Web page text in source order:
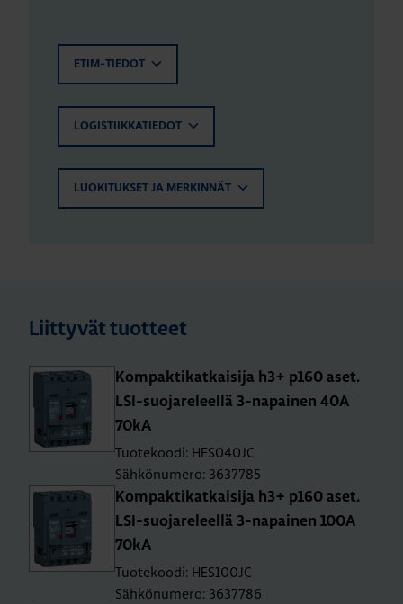
ETIM-TIEDOT
LOGISTIIKKATIEDOT
LUOKITUKSET JA MERKINNÄT
Liittyvät tuotteet
Kom­pak­ti­kat­kai­si­ja h3+ p160 aset.
LSI-suo­ja­re­leel­lä 3-na­pai­nen 40A
70kA
Tuotekoodi: HES040JC
Sähkönumero: 3637785
Kom­pak­ti­kat­kai­si­ja h3+ p160 aset.
LSI-suo­ja­re­leel­lä 3-na­pai­nen 100A
70kA
Tuotekoodi: HES100JC
Sähkönumero: 3637786